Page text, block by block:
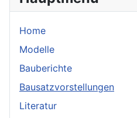
Home
Modelle
Bauberichte
Bausatzvorstellungen
Literatur